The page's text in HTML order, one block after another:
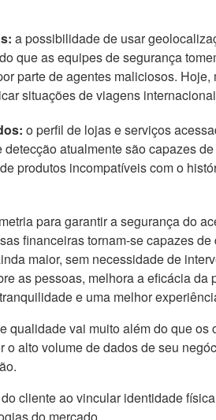
a possibilidade de usar
que as equipes de segurança
parte de agentes maliciosos.
situações de viagens
o perfil de lojas e serviços
atualmente são capazes
produtos incompatíveis com o
para garantir a segurança do
financeiras tornam-se capazes
maior, sem necessidade de
as pessoas, melhora a eficácia da
e uma melhor
qualidade vai muito além do que os
o alto volume de dados de seu
cliente ao vincular identidade